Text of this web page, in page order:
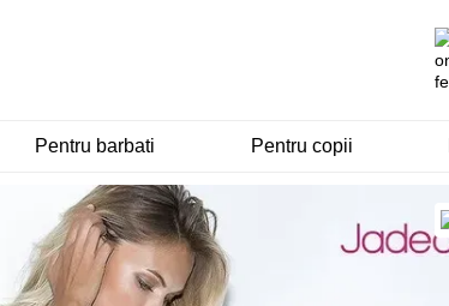
Pentru barbati Pentru copii